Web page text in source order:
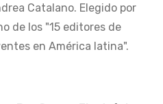
Catalano. Elegido por
de los "15 editores de
en América latina".